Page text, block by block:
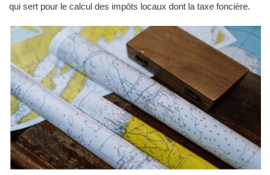
qui sert pour le calcul des impôts locaux dont la taxe foncière.